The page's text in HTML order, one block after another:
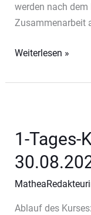
werden nach
Zusammenarbeit
1-
Kurs
23.08.2026
Weiterlesen »
1-Tages-
Ablauf des